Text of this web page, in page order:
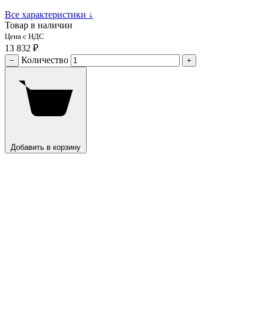
Все характеристики ↓
Товар в наличии
Цена с НДС
13 832 ₽
− Количество +
Добавить в корзину